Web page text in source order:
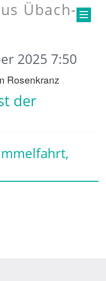
Übach-
der
2025 7:50
Rosenkranz